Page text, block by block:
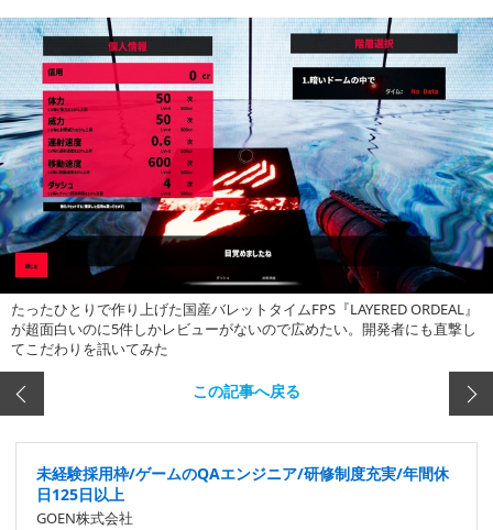
たったひとりで作り上げた国産バレットタイムFPS『LAYERED ORDEAL』
が超面白いのに5件しかレビューがないので広めたい。開発者にも直撃し
てこだわりを訊いてみた
この記事へ戻る
未経験採用枠/ゲームのQAエンジニア/研修制度充実/年間休
日125日以上
GOEN株式会社